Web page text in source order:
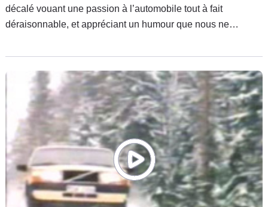
décalé vouant une passion à l’automobile tout à fait
déraisonnable, et appréciant un humour que nous ne